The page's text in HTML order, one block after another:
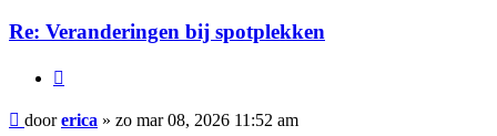
Re: Veranderingen bij spotplekken
Bericht
doorerica » zo mar 08, 2026 11:52 am